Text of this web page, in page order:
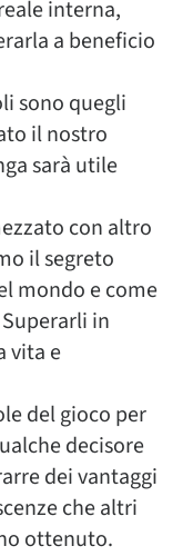
interna,
a beneficio
sono quegli
il nostro
sarà utile
con altro
il segreto
mondo e come
in
vita e
del gioco per
decisore
dei vantaggi
che altri
ottenuto.